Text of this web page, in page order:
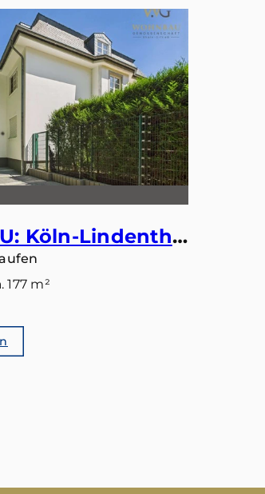
WOHNBAU: Köln-Lindenthal – Maisonette mit eigenem Gartentörchen in den Stadtwald
177 m²